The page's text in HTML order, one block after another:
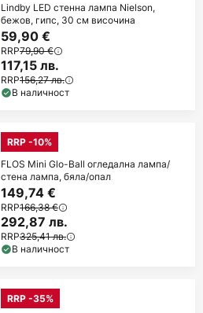
Lindby LED стенна лампа Nielson,
бежов, гипс, 30 см височина
59,90 €
RRP79,90 €
117,15 лв.
RRP156,27 лв.
В наличност
RRP -10%
FLOS Mini Glo-Ball огледална лампа/
стена лампа, бяла/опал
149,74 €
RRP166,38 €
292,87 лв.
RRP325,41 лв.
В наличност
RRP -35%